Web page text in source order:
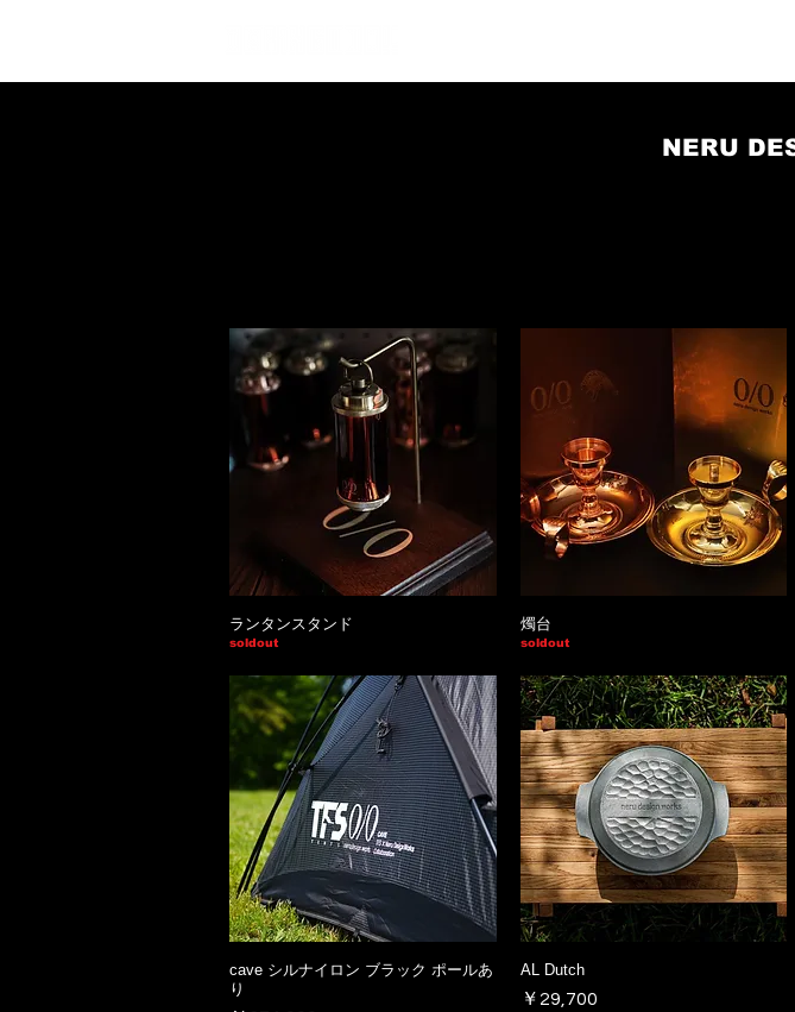
NERU
ランタンスタンド
soldout
燭台
soldout
cave シルナイロン ブラック ポールあ
り
AL Dutch
価格
￥29,700